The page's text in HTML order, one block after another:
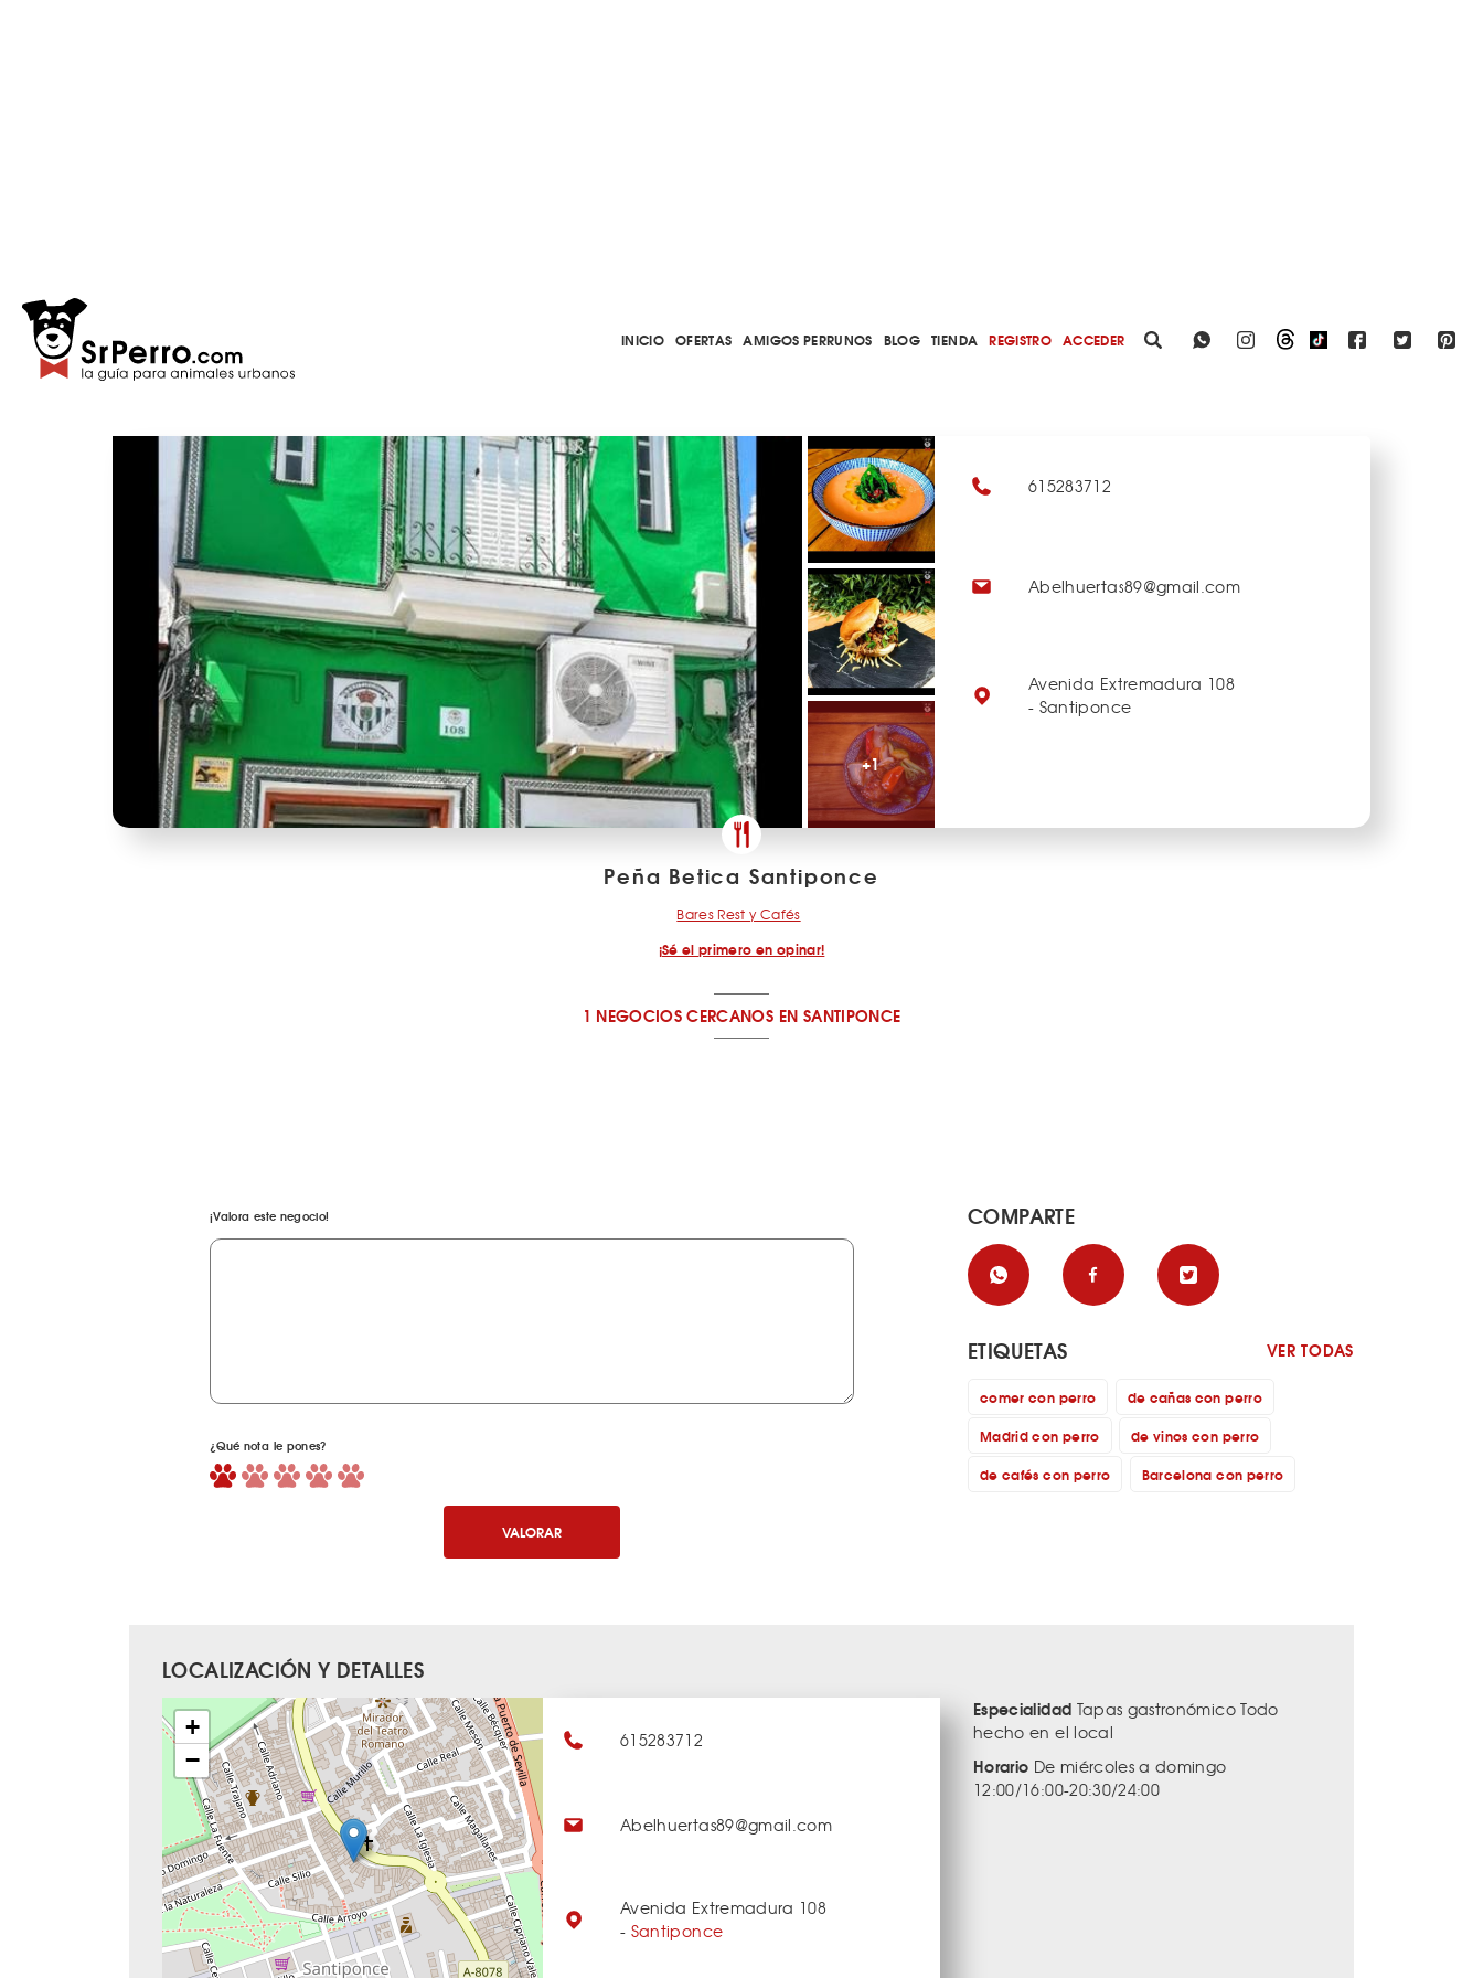
INICIO OFERTAS AMIGOS PERRUNOS BLOG TIENDA REGISTRO ACCEDER
+1
615283712
Abelhuertas89@gmail.com
Avenida Extremadura 108
- Santiponce
Peña Betica Santiponce
Bares Rest y Cafés
¡Sé el primero en opinar!
1 NEGOCIOS CERCANOS EN SANTIPONCE
¡Valora este negocio!
¿Qué nota le pones?
VALORAR
COMPARTE
ETIQUETAS VER TODAS
comer con perro
de cañas con perro
Madrid con perro
de vinos con perro
de cafés con perro
Barcelona con perro
LOCALIZACIÓN Y DETALLES
+
−
615283712
Abelhuertas89@gmail.com
Avenida Extremadura 108
- Santiponce
Especialidad Tapas gastronómico Todo
hecho en el local
Horario De miércoles a domingo
12:00/16:00-20:30/24:00